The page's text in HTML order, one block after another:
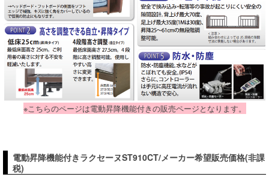
※こちらのページは電動昇降機能付きの販売ページとなります。
電動昇降機能付きラクセーヌST910CT/メーカー希望販売価格(非課
税)